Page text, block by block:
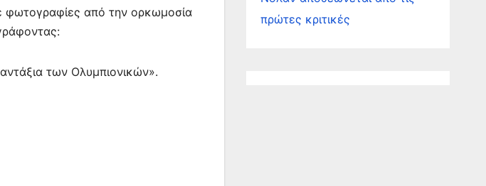
φωτογραφίες από την ορκωμοσία
των Ολυμπιονικών».
πρώτες κριτικές